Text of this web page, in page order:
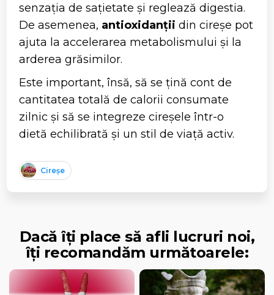
senzația de sațietate și reglează digestia.
De asemenea, antioxidanții din cireșe pot
ajuta la accelerarea metabolismului și la
arderea grăsimilor.
Este important, însă, să se țină cont de
cantitatea totală de calorii consumate
zilnic și să se integreze cireșele într-o
dietă echilibrată și un stil de viață activ.
Cireșe
Dacă îți place să afli lucruri noi,
îți recomandăm următoarele: